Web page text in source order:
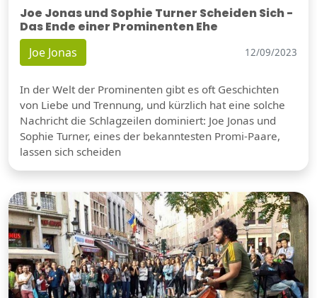
Joe Jonas und Sophie Turner Scheiden Sich -
Das Ende einer Prominenten Ehe
Joe Jonas 12/09/2023
In der Welt der Prominenten gibt es oft Geschichten
von Liebe und Trennung, und kürzlich hat eine solche
Nachricht die Schlagzeilen dominiert: Joe Jonas und
Sophie Turner, eines der bekanntesten Promi-Paare,
lassen sich scheiden